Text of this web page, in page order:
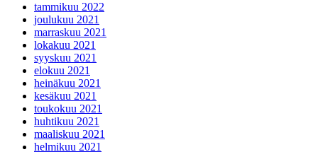
tammikuu 2022
joulukuu 2021
marraskuu 2021
lokakuu 2021
syyskuu 2021
elokuu 2021
heinäkuu 2021
kesäkuu 2021
toukokuu 2021
huhtikuu 2021
maaliskuu 2021
helmikuu 2021